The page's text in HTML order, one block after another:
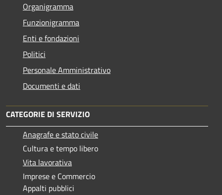
Organigramma
Funzionigramma
Enti e fondazioni
Politici
Personale Amministrativo
Documenti e dati
CATEGORIE DI SERVIZIO
Anagrafe e stato civile
Cultura e tempo libero
Vita lavorativa
Imprese e Commercio
Appalti pubblici